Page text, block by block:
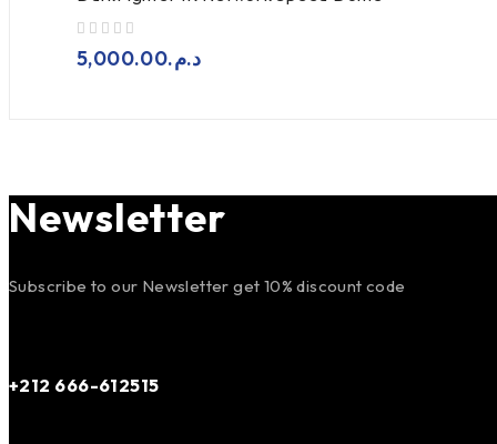
د.م.5,000.00
Newsletter
Subscribe to our Newsletter get 10% discount code
+212 666-612515